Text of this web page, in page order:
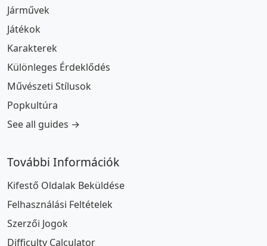
Járművek
Játékok
Karakterek
Különleges Érdeklődés
Művészeti Stílusok
Popkultúra
See all guides →
További Információk
Kifestő Oldalak Beküldése
Felhasználási Feltételek
Szerzői Jogok
Difficulty Calculator